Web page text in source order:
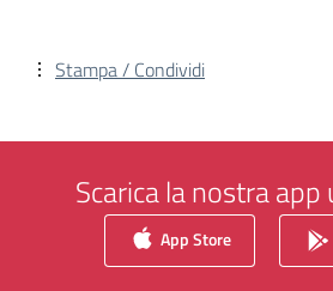
Stampa / Condividi
Scarica la nostra app
App Store